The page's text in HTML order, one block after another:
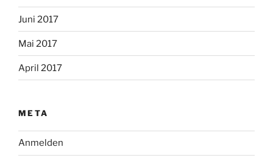
Juni 2017
Mai 2017
April 2017
META
Anmelden